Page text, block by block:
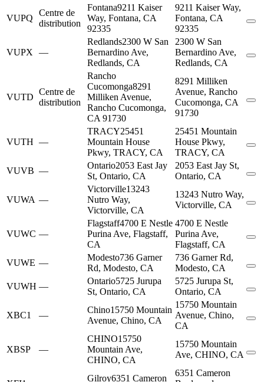
VUPQ
Centre de
distribution
Fontana9211 Kaiser
Way, Fontana, CA
92335
9211 Kaiser Way,
Fontana, CA
92335
VUPX —
Redlands2300 W San
Bernardino Ave,
Redlands, CA
2300 W San
Bernardino Ave,
Redlands, CA
VUTD
Centre de
distribution
Rancho
Cucomonga8291
Milliken Avenue,
Rancho Cucomonga,
CA 91730
8291 Milliken
Avenue, Rancho
Cucomonga, CA
91730
VUTH —
TRACY25451
Mountain House
Pkwy, TRACY, CA
25451 Mountain
House Pkwy,
TRACY, CA
VUVB —
Ontario2053 East Jay
St, Ontario, CA
2053 East Jay St,
Ontario, CA
VUWA —
Victorville13243
Nutro Way,
Victorville, CA
13243 Nutro Way,
Victorville, CA
VUWC —
Flagstaff4700 E Nestle
Purina Ave, Flagstaff,
CA
4700 E Nestle
Purina Ave,
Flagstaff, CA
VUWE —
Modesto736 Garner
Rd, Modesto, CA
736 Garner Rd,
Modesto, CA
VUWH —
Ontario5725 Jurupa
St, Ontario, CA
5725 Jurupa St,
Ontario, CA
XBC1 —
Chino15750 Mountain
Avenue, Chino, CA
15750 Mountain
Avenue, Chino,
CA
XBSP —
CHINO15750
Mountain Ave,
CHINO, CA
15750 Mountain
Ave, CHINO, CA
Gilroy6351 Cameron
6351 Cameron